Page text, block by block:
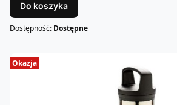
Do koszyka
Dostępność: Dostępne
Okazja